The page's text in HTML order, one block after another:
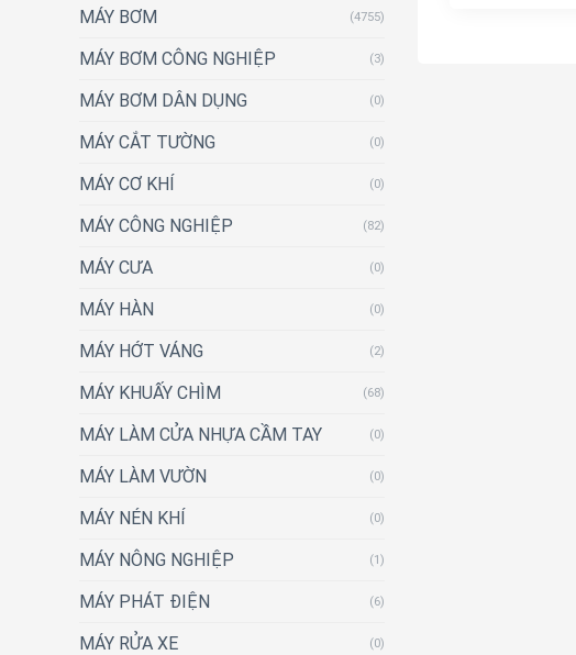
MÁY BƠM (4755)
MÁY BƠM CÔNG NGHIỆP (3)
MÁY BƠM DÂN DỤNG (0)
MÁY CẮT TƯỜNG (0)
MÁY CƠ KHÍ (0)
MÁY CÔNG NGHIỆP (82)
MÁY CƯA (0)
MÁY HÀN (0)
MÁY HỚT VÁNG (2)
MÁY KHUẤY CHÌM (68)
MÁY LÀM CỬA NHỰA CẦM TAY (0)
MÁY LÀM VƯỜN (0)
MÁY NÉN KHÍ (0)
MÁY NÔNG NGHIỆP (1)
MÁY PHÁT ĐIỆN (6)
MÁY RỬA XE (0)